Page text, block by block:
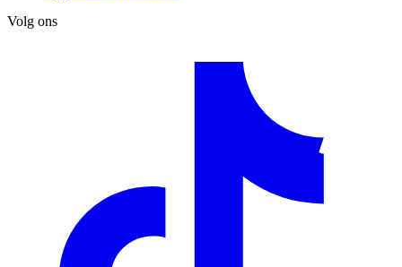
Volg ons